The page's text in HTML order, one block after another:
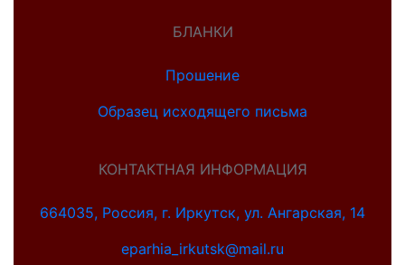
БЛАНКИ
Прошение
Образец исходящего письма
КОНТАКТНАЯ ИНФОРМАЦИЯ
664035, Россия, г. Иркутск, ул. Ангарская, 14
eparhia_irkutsk@mail.ru